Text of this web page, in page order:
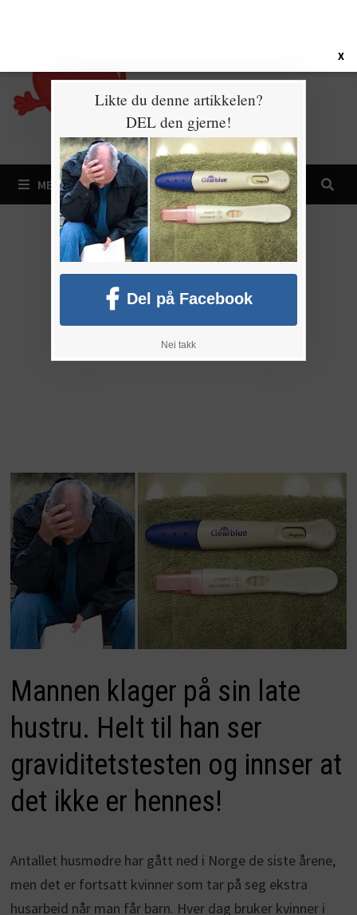
MENY
Mannen klager på sin late
hustru. Helt til han ser
graviditetstesten og innser at
det ikke er hennes!
Antallet husmødre har gått ned i Norge de siste årene,
men det er fortsatt kvinner som tar på seg ekstra
husarbeid når man får barn. Hver dag bruker kvinner i
X
Likte du denne artikkelen?
DEL den gjerne!
Del på Facebook
Nei takk